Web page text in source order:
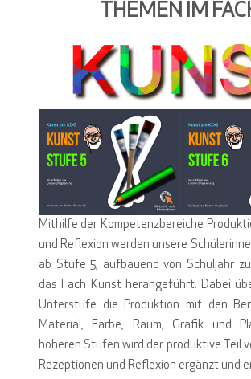
THEMEN IM
Mithilfe der Kompetenzbereiche
und Reflexion werden unsere
ab Stufe 5, aufbauend von Schuljahr
das Fach Kunst herangeführt. Dabei
Unterstufe die Produktion mit den
Material, Farbe, Raum, Grafik und
höheren Stufen wird der produktive Teil
Rezeptionen und Reflexion ergänzt und